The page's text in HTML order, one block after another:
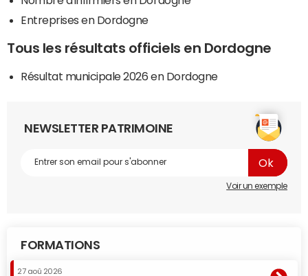
Entreprises en Dordogne
Tous les résultats officiels en Dordogne
Résultat municipale 2026 en Dordogne
NEWSLETTER PATRIMOINE
Voir un exemple
FORMATIONS
27 aoû 2026